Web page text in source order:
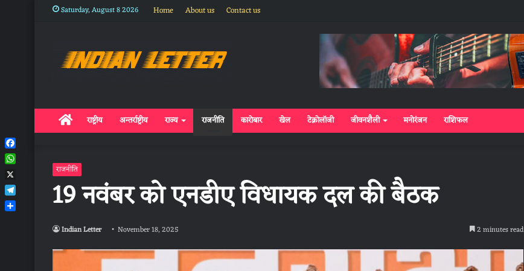
Saturday, August 8 2026 Home About us Contact us
Homeराष्ट्रीय अन्तर्राष्ट्रीय राज्य राजनीति कारोबार खेल टेक्नोलॉजी जीवनशैली मनोरंजन राशिफल
राजनीति
19 नवंबर को एनडीए विधायक दल की बैठक
Indian Letter November 18, 2025 2 minutes read
Facebook
WhatsApp
X
Telegram